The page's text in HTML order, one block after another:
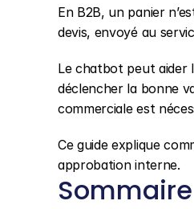
En B2B, un panier
devis, envoyé au
Le chatbot peut aider
déclencher la bonne
commerciale est
Ce guide explique
approbation interne.
Sommaire